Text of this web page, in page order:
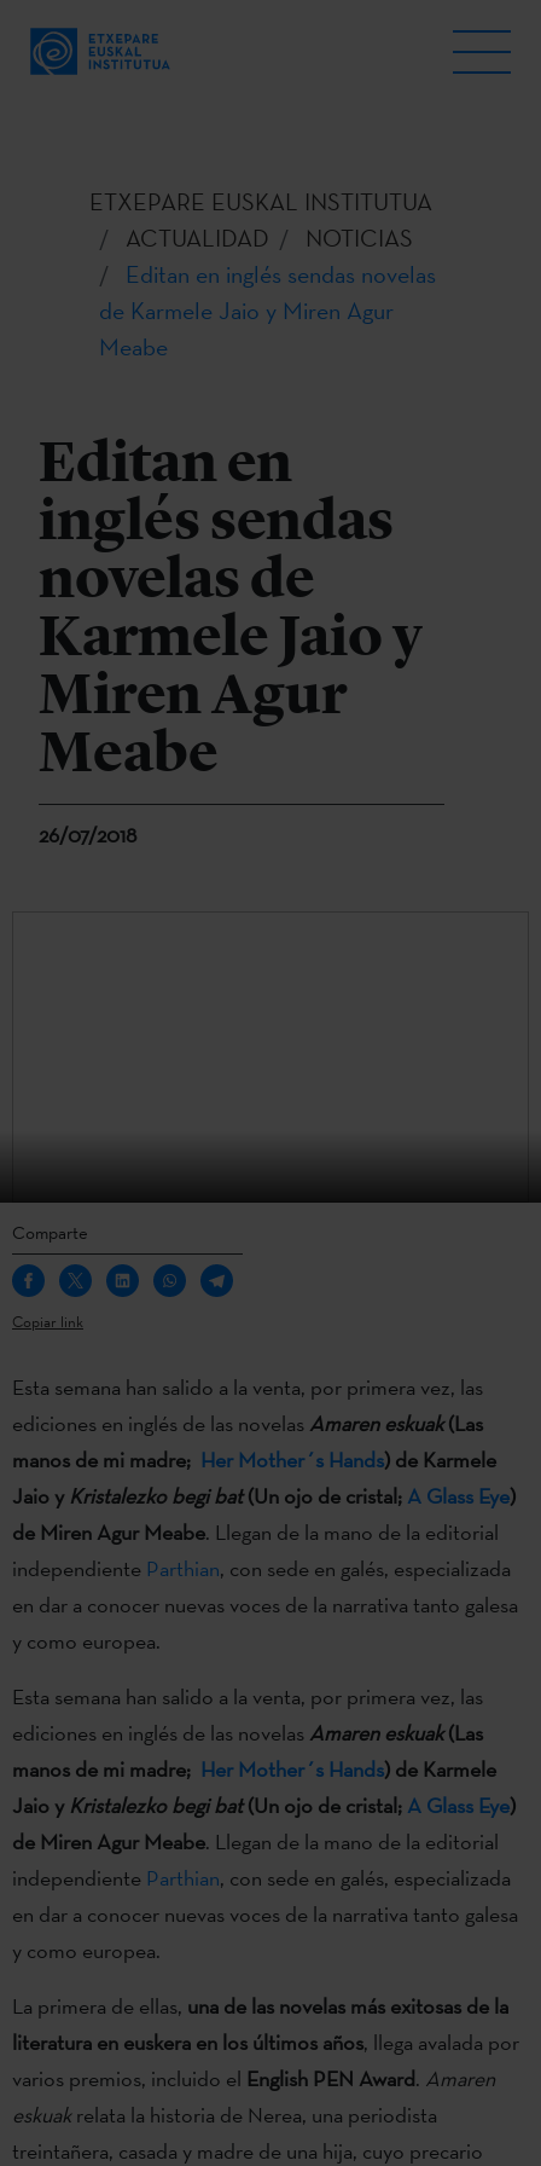
ETXEPARE EUSKAL INSTITUTUA
ACTUALIDAD
NOTICIAS
Editan en inglés sendas novelas
de Karmele Jaio y Miren Agur
Meabe
Editan en
inglés sendas
novelas de
Karmele Jaio y
Miren Agur
Meabe
26/07/2018
Comparte
Copiar link
Esta semana han salido a la venta, por primera vez, las
ediciones en inglés de las novelas Amaren eskuak(Las
manos de mi madre; Her Mother´s Hands) de Karmele
Jaio y Kristalezko begi bat(Un ojo de cristal; A Glass Eye)
de Miren Agur Meabe. Llegan de la mano de la editorial
independiente Parthian, con sede en galés, especializada
en dar a conocer nuevas voces de la narrativa tanto galesa
y como europea.
Esta semana han salido a la venta, por primera vez, las
ediciones en inglés de las novelas Amaren eskuak(Las
manos de mi madre; Her Mother´s Hands) de Karmele
Jaio y Kristalezko begi bat(Un ojo de cristal; A Glass Eye)
de Miren Agur Meabe. Llegan de la mano de la editorial
independiente Parthian, con sede en galés, especializada
en dar a conocer nuevas voces de la narrativa tanto galesa
y como europea.
La primera de ellas, una de las novelas más exitosas de la
literatura en euskera en los últimos años, llega avalada por
varios premios, incluido el English PEN Award. Amaren
eskuakrelata la historia de Nerea, una periodista
treintañera, casada y madre de una hija, cuyo precario